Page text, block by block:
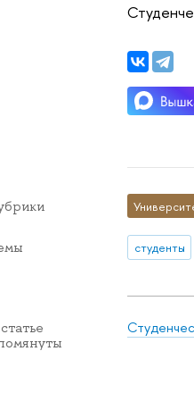
студенты